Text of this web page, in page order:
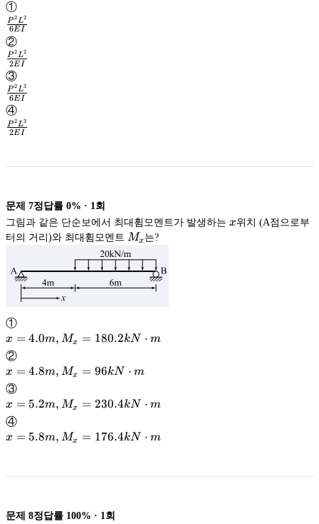
①
\frac{P^2L^2}
{6EI}
6EI
P
2
L
2
②
\frac{P^2L^2}
{2EI}
2EI
P
2
L
2
③
\frac{P^2L^3}
{6EI}
6EI
P
2
L
3
④
2EI
P
2
L
3
문제 7정답률 0% · 1회
그림과 같은 단순보에서 최대휨모멘트가 발생하는 x
x위치 (A점으로부
터의 거리)와 최대휨모멘트 M_x
Mx는?
①
x=4.0m,
M_x=180.2kN\cdot
m
x = 4.0m, Mx = 180.2kN ⋅ m
②
x=4.8m,
M_x=96kN\cdot
m
x = 4.8m, Mx = 96kN ⋅ m
③
x=5.2m,
M_x=230.4kN\cdot
m
x = 5.2m, Mx = 230.4kN ⋅ m
④
x=5.8m,
x = 5.8m, Mx = 176.4kN ⋅ m
문제 8정답률 100% · 1회